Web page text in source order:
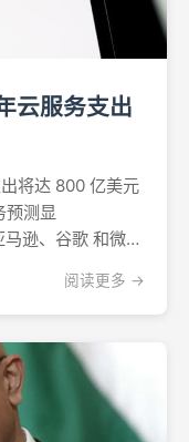
云服务支出
将达 800 亿美元
测显
逊、谷歌 和微软
大规...
阅读更多 →